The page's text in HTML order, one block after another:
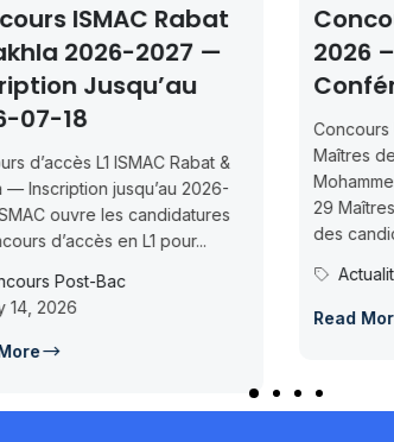
—
&
2026-
Concours UMP
2026 – 29 Maîtres De
Conférences
Concours UMP Oujda 2026 – 29
Maîtres de
Mohammed Premier (Oujda)
29 Maîtres de Conférences.
des candidatures...
July 13, 2026